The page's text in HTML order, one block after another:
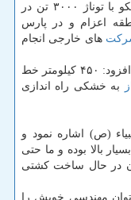
است، خاطرنشان كرد: در بخش دریا ۱۰ سكو با توناژ ۳۰۰۰ تن در
اعزام و در پارس
های خارجی انجام
فرمانده قرارگاه سازندگی خاتم الانبیاء (ص) افزود: ۴۵۰ كیلومتر خط
به خشكی راه اندازی
(ص) اشاره نمود و
بالا بوده و ما حتی
در حال ساخت كشتی
توان مهندسی خویش را